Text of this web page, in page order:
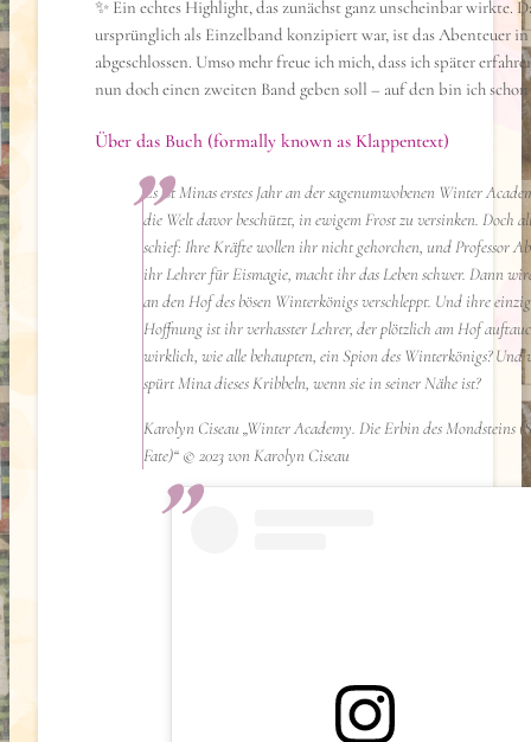
✨ Ein echtes Highlight, das zunächst ganz unscheinbar wirkte.
ursprünglich als Einzelband konzipiert war, ist das Abenteuer in
abgeschlossen. Umso mehr freue ich mich, dass ich später
nun doch einen zweiten Band geben soll – auf den bin ich
Über das Buch (formally known as Klappentext)
Es ist Minas erstes Jahr an der sagenumwobenen Winter
die Welt davor beschützt, in ewigem Frost zu versinken. Doch
schief: Ihre Kräfte wollen ihr nicht gehorchen, und Professor
ihr Lehrer für Eismagie, macht ihr das Leben schwer. Dann
an den Hof des bösen Winterkönigs verschleppt. Und ihre
Hoffnung ist ihr verhasster Lehrer, der plötzlich am Hof
wirklich, wie alle behaupten, ein Spion des Winterkönigs? Und
spürt Mina dieses Kribbeln, wenn sie in seiner Nähe ist?
Karolyn Ciseau „Winter Academy. Die Erbin des Mondsteins
Fate)“ © 2023 von Karolyn Ciseau